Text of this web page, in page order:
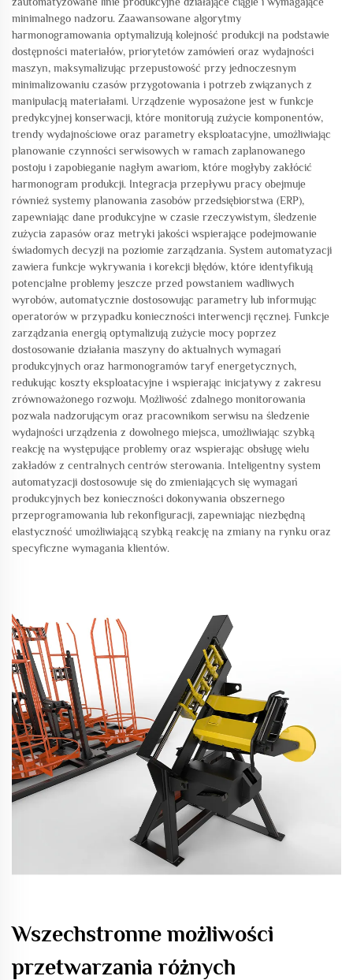
minimalnego nadzoru. Zaawansowane algorytmy
harmonogramowania optymalizują kolejność produkcji na podstawie
dostępności materiałów, priorytetów zamówień oraz wydajności
maszyn, maksymalizując przepustowość przy jednoczesnym
minimalizowaniu czasów przygotowania i potrzeb związanych z
manipulacją materiałami. Urządzenie wyposażone jest w funkcje
predykcyjnej konserwacji, które monitorują zużycie komponentów,
trendy wydajnościowe oraz parametry eksploatacyjne, umożliwiając
planowanie czynności serwisowych w ramach zaplanowanego
postoju i zapobieganie nagłym awariom, które mogłyby zakłócić
harmonogram produkcji. Integracja przepływu pracy obejmuje
również systemy planowania zasobów przedsiębiorstwa (ERP),
zapewniając dane produkcyjne w czasie rzeczywistym, śledzenie
zużycia zapasów oraz metryki jakości wspierające podejmowanie
świadomych decyzji na poziomie zarządzania. System automatyzacji
zawiera funkcje wykrywania i korekcji błędów, które identyfikują
potencjalne problemy jeszcze przed powstaniem wadliwych
wyrobów, automatycznie dostosowując parametry lub informując
operatorów w przypadku konieczności interwencji ręcznej. Funkcje
zarządzania energią optymalizują zużycie mocy poprzez
dostosowanie działania maszyny do aktualnych wymagań
produkcyjnych oraz harmonogramów taryf energetycznych,
redukując koszty eksploatacyjne i wspierając inicjatywy z zakresu
zrównoważonego rozwoju. Możliwość zdalnego monitorowania
pozwala nadzorującym oraz pracownikom serwisu na śledzenie
wydajności urządzenia z dowolnego miejsca, umożliwiając szybką
reakcję na występujące problemy oraz wspierając obsługę wielu
zakładów z centralnych centrów sterowania. Inteligentny system
automatyzacji dostosowuje się do zmieniających się wymagań
produkcyjnych bez konieczności dokonywania obszernego
przeprogramowania lub rekonfiguracji, zapewniając niezbędną
elastyczność umożliwiającą szybką reakcję na zmiany na rynku oraz
specyficzne wymagania klientów.
Wszechstronne możliwości
przetwarzania różnych